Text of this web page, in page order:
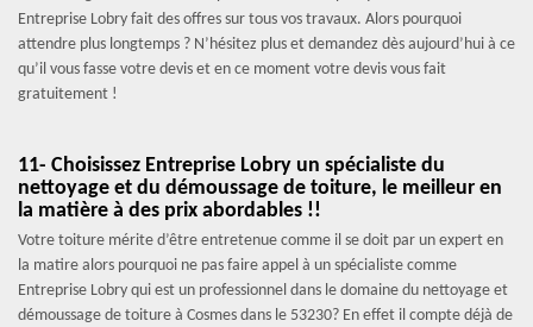
Entreprise Lobry fait des offres sur tous vos travaux. Alors pourquoi
attendre plus longtemps ? N’hésitez plus et demandez dès aujourd’hui à ce
qu’il vous fasse votre devis et en ce moment votre devis vous fait
gratuitement !
11- Choisissez Entreprise Lobry un spécialiste du
nettoyage et du démoussage de toiture, le meilleur en
la matière à des prix abordables !!
Votre toiture mérite d’être entretenue comme il se doit par un expert en
la matire alors pourquoi ne pas faire appel à un spécialiste comme
Entreprise Lobry qui est un professionnel dans le domaine du nettoyage et
démoussage de toiture à Cosmes dans le 53230? En effet il compte déjà de